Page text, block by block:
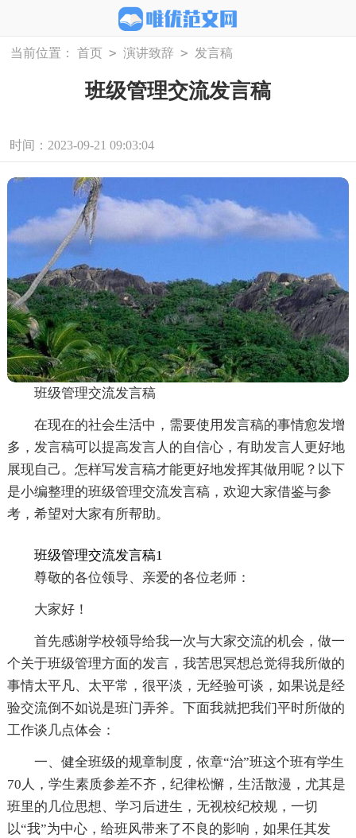
当前位置： 首页 > 演讲致辞 > 发言稿
班级管理交流发言稿
时间：2023-09-21 09:03:04
班级管理交流发言稿
在现在的社会生活中，需要使用发言稿的事情愈发增
多，发言稿可以提高发言人的自信心，有助发言人更好地
展现自己。怎样写发言稿才能更好地发挥其做用呢？以下
是小编整理的班级管理交流发言稿，欢迎大家借鉴与参
考，希望对大家有所帮助。
班级管理交流发言稿1
尊敬的各位领导、亲爱的各位老师：
大家好！
首先感谢学校领导给我一次与大家交流的机会，做一
个关于班级管理方面的发言，我苦思冥想总觉得我所做的
事情太平凡、太平常，很平淡，无经验可谈，如果说是经
验交流倒不如说是班门弄斧。下面我就把我们平时所做的
工作谈几点体会：
一、健全班级的规章制度，依章“治”班这个班有学生
70人，学生素质参差不齐，纪律松懈，生活散漫，尤其是
班里的几位思想、学习后进生，无视校纪校规，一切
以“我”为中心，给班风带来了不良的影响，如果任其发